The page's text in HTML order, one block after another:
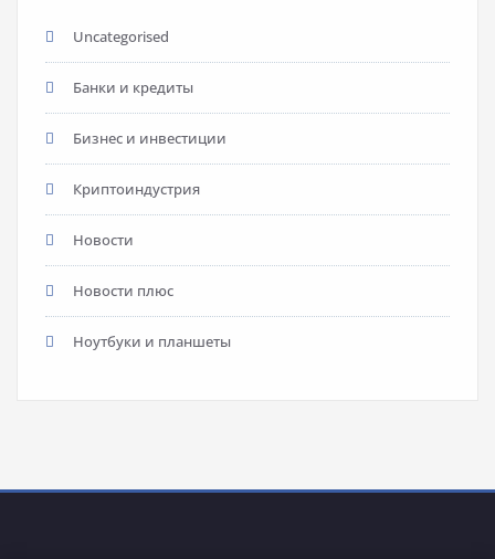
Uncategorised
Банки и кредиты
Бизнес и инвестиции
Криптоиндустрия
Новости
Новости плюс
Ноутбуки и планшеты